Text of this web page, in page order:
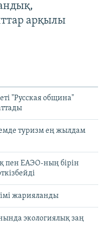
арқылы
"Русская община"
туризм ең жылдам
пен ЕАЭО-ның бірін
жарияланды
экологиялық заң